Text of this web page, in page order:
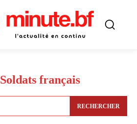
Soldats français
RECHERCHER